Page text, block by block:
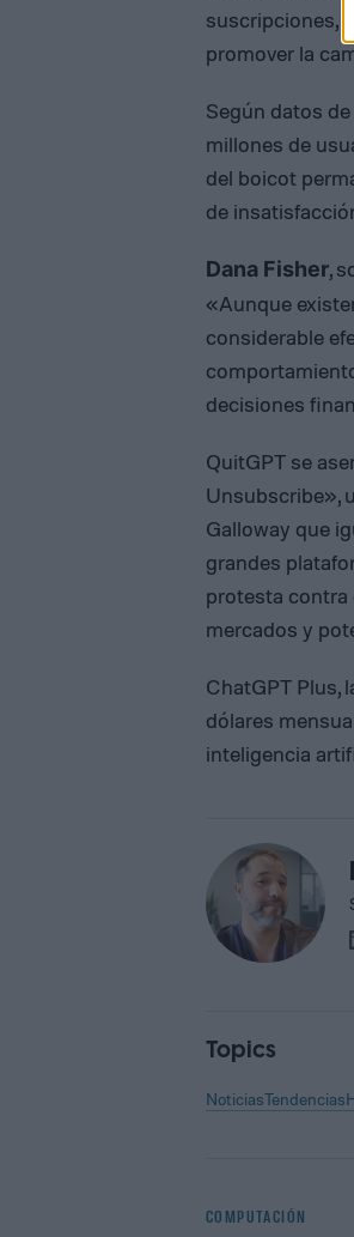
suscripciones,
promover la
Según datos
millones de
del boicot
de
Dana Fisher,
«Aunque
considerable
decisiones
QuitGPT se
Unsubscribe»,
Galloway que
grandes
protesta contra
mercados y
ChatGPT Plus,
dólares
inteligencia
Topics
NoticiasTendencias
COMPUTACIÓN